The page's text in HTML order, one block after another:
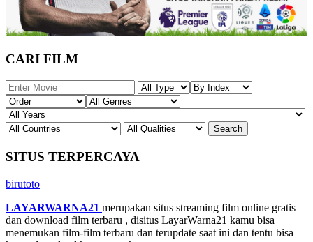
CARI FILM
SITUS TERPERCAYA
birutoto
LAYARWARNA21 merupakan situs streaming film online gratis
dan download film terbaru , disitus LayarWarna21 kamu bisa
menemukan film-film terbaru dan terupdate saat ini dan tentu bisa